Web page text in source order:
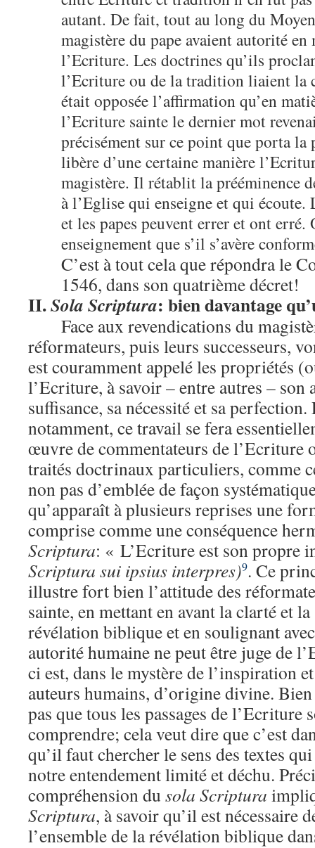
autant. De fait, tout au long du
magistère du pape avaient autorité
l’Ecriture. Les doctrines qu’ils
l’Ecriture ou de la tradition liaient la
était opposée l’affirmation qu’en
l’Ecriture sainte le dernier mot
précisément sur ce point que porta
libère d’une certaine manière
magistère. Il rétablit la prééminence
à l’Eglise qui enseigne et qui écoute.
et les papes peuvent errer et ont
enseignement que s’il s’avère
C’est à tout cela que répondra le
1546, dans son quatrième décret!
II.Sola Scriptura: bien davantage
Face aux revendications du
réformateurs, puis leurs successeurs,
est couramment appelé les propriétés
l’Ecriture, à savoir – entre autres – son
suffisance, sa nécessité et sa
notamment, ce travail se fera
œuvre de commentateurs de l’Ecriture
traités doctrinaux particuliers, comme
non pas d’emblée de façon
qu’apparaît à plusieurs reprises une
comprise comme une conséquence
Scriptura: « L’Ecriture est son propre
Scriptura sui ipsius interpres)9. Ce
illustre fort bien l’attitude des
sainte, en mettant en avant la clarté et
révélation biblique et en soulignant
autorité humaine ne peut être juge de
ci est, dans le mystère de l’inspiration
auteurs humains, d’origine divine.
pas que tous les passages de l’Ecriture
comprendre; cela veut dire que c’est
qu’il faut chercher le sens des textes
notre entendement limité et déchu.
compréhension du sola Scriptura
Scriptura, à savoir qu’il est nécessaire
l’ensemble de la révélation biblique